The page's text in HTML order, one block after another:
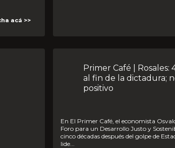
acá >>
Primer Café | Rosales: 45% vivía en la pobreza
al fin de la dictadura;
positivo
En El Primer Café, el economista Osvaldo Rosales, integrante del
Foro para un Desarrollo Justo y
cinco décadas después del golpe de
lide...